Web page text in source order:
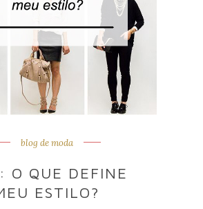
blog de moda
O QUE DEFINE
ESTILO?